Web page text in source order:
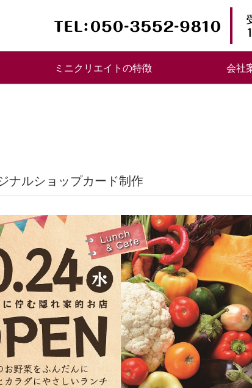
ミニクリエイトの特徴 会社
ジナルショップカード制作